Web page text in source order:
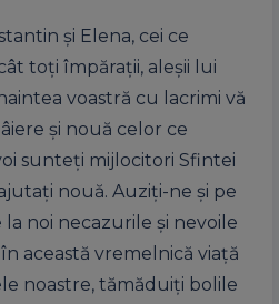
și Elena, cei ce
toți împărații, aleșii lui
voastră cu lacrimi vă
și nouă celor ce
sunteți mijlocitori Sfintei
nouă. Auziți-ne și pe
noi necazurile și nevoile
această vremelnică viață
noastre, tămăduiți bolile